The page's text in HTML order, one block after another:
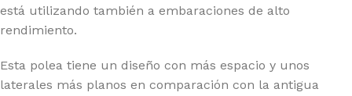
está utilizando también a embaraciones de alto
rendimiento.
Esta polea tiene un diseño con más espacio y unos
laterales más planos en comparación con la antigua